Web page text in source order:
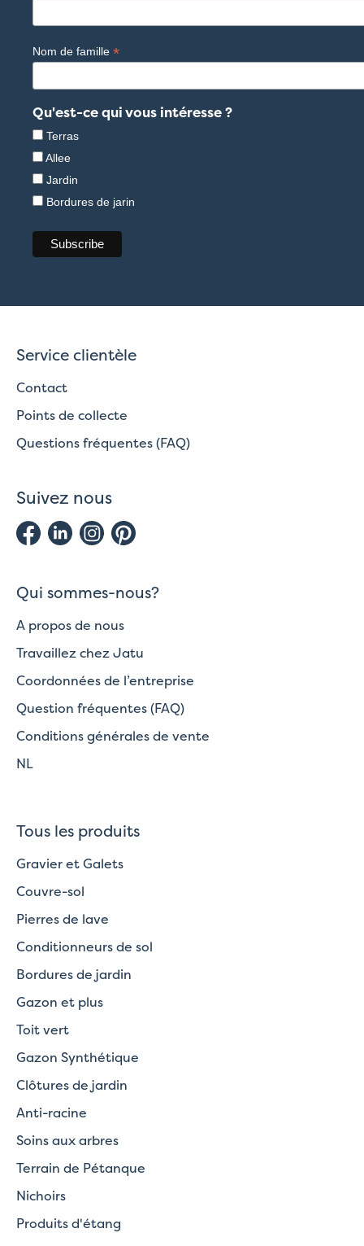
Nom de famille *
Qu'est-ce qui vous intéresse ?
Terras
Allee
Jardin
Bordures de jarin
Service clientèle
Contact
Points de collecte
Questions fréquentes (FAQ)
Suivez nous
Qui sommes-nous?
A propos de nous
Travaillez chez Jatu
Coordonnées de l’entreprise
Question fréquentes (FAQ)
Conditions générales de vente
NL
Tous les produits
Gravier et Galets
Couvre-sol
Pierres de lave
Conditionneurs de sol
Bordures de jardin
Gazon et plus
Toit vert
Gazon Synthétique
Clôtures de jardin
Anti-racine
Soins aux arbres
Terrain de Pétanque
Nichoirs
Produits d'étang